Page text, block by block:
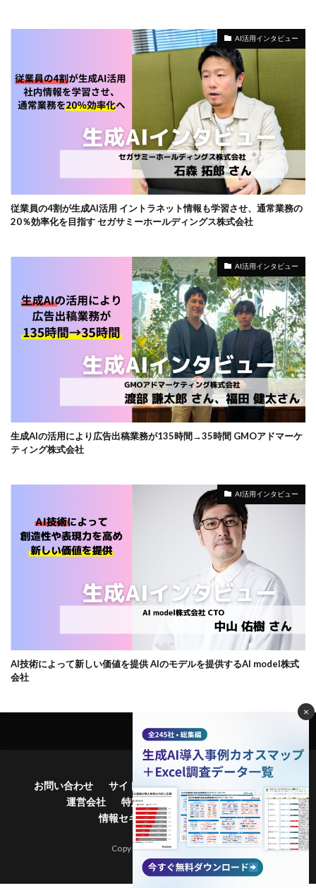
AI活用インタビュー
従業員の4割が生成AI活用 イントラネット情報も学習させ、通常業務の
20％効率化を目指す セガサミーホールディングス株式会社
AI活用インタビュー
生成AIの活用により広告出稿業務が135時間→35時間 GMOアドマーケ
ティング株式会社
AI活用インタビュー
AI技術によって新しい価値を提供 AIのモデルを提供するAI model株式
会社
お問い合わせ サイトマップ
プライバシーポリシー
運営会社
特定商品取引法に基づく表記
情報セキュリティ基本方針
Copyright© Bocek, Inc.
×